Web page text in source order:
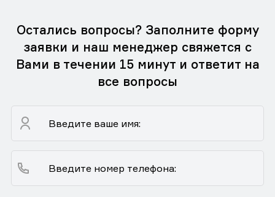
Остались вопросы? Заполните форму
заявки и наш менеджер свяжется с
Вами в течении 15 минут и ответит на
все вопросы